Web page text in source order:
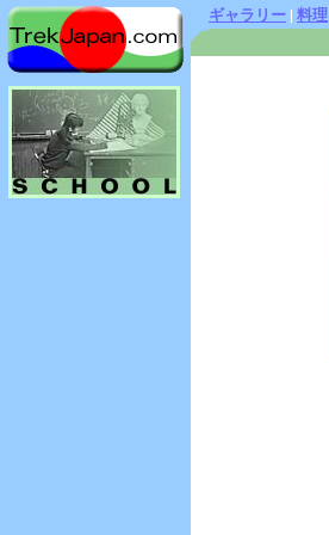
ギャラリー | 料理